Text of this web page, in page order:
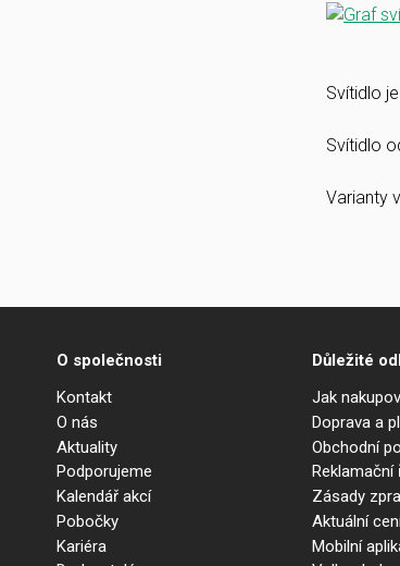
Svítidlo
Svítidlo
Varianty
O společnosti
Kontakt
O nás
Aktuality
Podporujeme
Kalendář akcí
Pobočky
Kariéra
Důležité
Jak
Doprava a
Obchodní
Zásady
Aktuální
Mobilní